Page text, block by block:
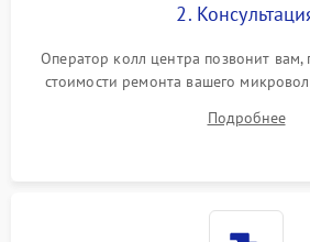
2.
Оператор колл центра позвонит
стоимости ремонта вашего
Подробнее